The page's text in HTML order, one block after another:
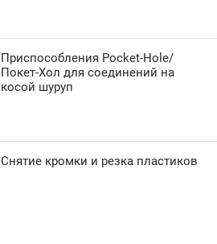
Приспособления Pocket-Hole/
Покет-Хол для соединений на
косой шуруп
Снятие кромки и резка пластиков